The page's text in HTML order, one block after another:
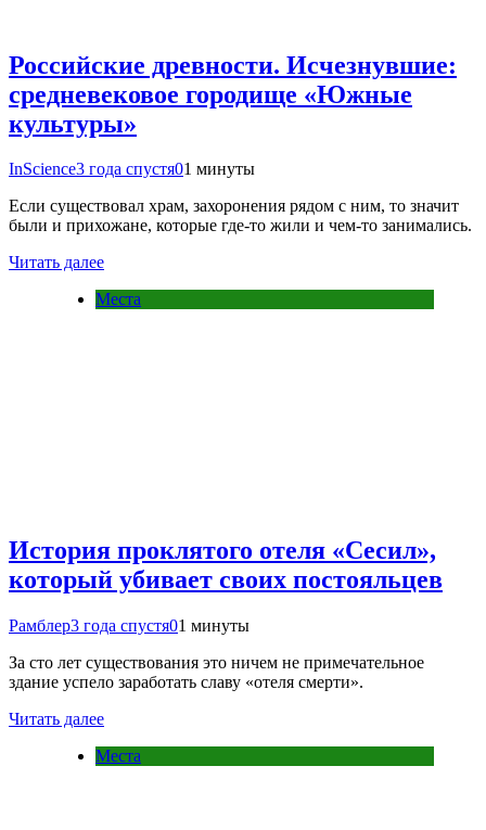
Российские древности. Исчезнувшие:
средневековое городище «Южные
культуры»
InScience3 года спустя01 минуты
Если существовал храм, захоронения рядом с ним, то значит
были и прихожане, которые где-то жили и чем-то занимались.
Читать далее
Места
История проклятого отеля «Сесил»,
который убивает своих постояльцев
Рамблер3 года спустя01 минуты
За сто лет существования это ничем не примечательное
здание успело заработать славу «отеля смерти».
Читать далее
Места